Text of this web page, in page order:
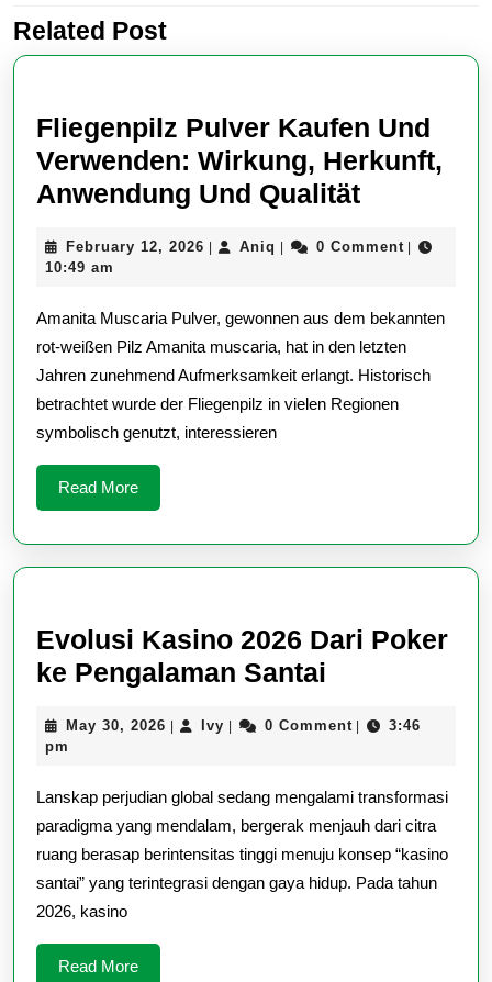
Previous
post:
post:
Related Post
Fliegenpilz Pulver Kaufen Und
Verwenden: Wirkung, Herkunft,
Anwendung Und Qualität
Kaufen
Wirkung,
Herkunft,
February 12, 2026 February
| Aniq Aniq
| 0 Comment |
10:49 am
Amanita Muscaria Pulver, gewonnen aus dem bekannten
rot-weißen Pilz Amanita muscaria, hat in den letzten
Jahren zunehmend Aufmerksamkeit erlangt. Historisch
betrachtet wurde der Fliegenpilz in vielen Regionen
symbolisch genutzt, interessieren
Read MoreRead
More
Evolusi Kasino 2026 Dari Poker
ke Pengalaman Santai
2026
Poker
ke
Pengalaman
Santai
May 30, 2026 May
| Ivy Ivy
| 0 Comment |
3:46
pm
Lanskap perjudian global sedang mengalami transformasi
paradigma yang mendalam, bergerak menjauh dari citra
ruang berasap berintensitas tinggi menuju konsep “kasino
santai” yang terintegrasi dengan gaya hidup. Pada tahun
2026, kasino
Read MoreRead